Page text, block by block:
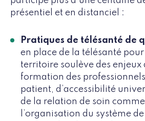
présentiel et en distanciel :
Pratiques de télésanté de
en place de la télésanté
territoire soulève des enjeux
formation des
patient, d’accessibilité
de la relation de soin
l’organisation du système